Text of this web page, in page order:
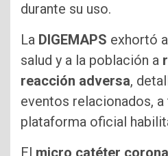
durante su uso.
La DIGEMAPS exhortó
salud y a la población a
reacción adversa,
eventos relacionados,
plataforma oficial